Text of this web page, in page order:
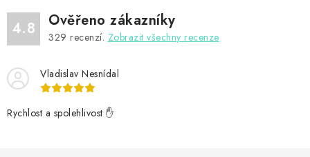
4.8 Ověřeno zákazníky
329 recenzí. Zobrazit všechny recenze
Vladislav Nesnídal
Rychlost a spolehlivost ✋